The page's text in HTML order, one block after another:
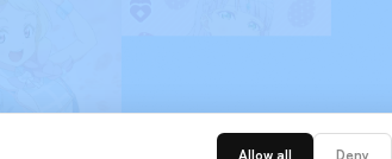
Allow all Deny